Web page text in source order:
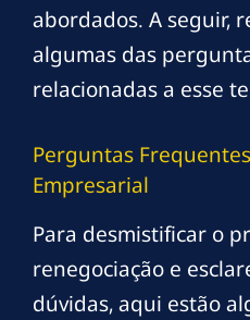
abordados. A seguir,
algumas das
relacionadas a esse
Perguntas
Empresarial
Para desmistificar o
renegociação e
dúvidas, aqui estão